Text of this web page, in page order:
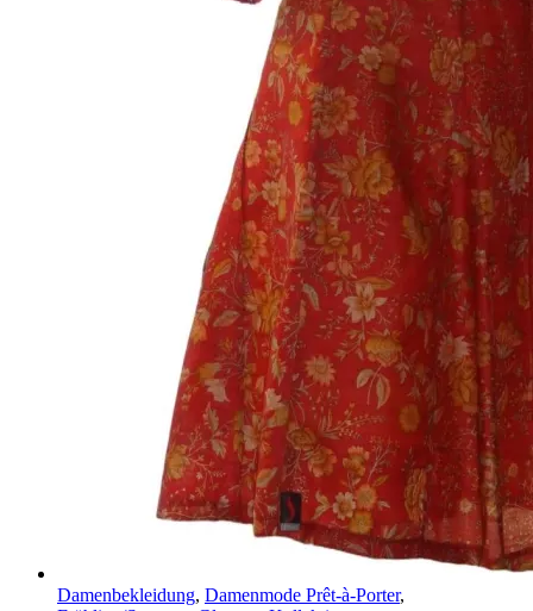
Damenbekleidung, Damenmode Prêt-à-Porter,